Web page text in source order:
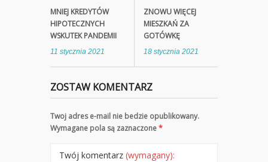
MNIEJ KREDYTÓW
HIPOTECZNYCH
WSKUTEK PANDEMII
11 stycznia 2021
ZNOWU WIĘCEJ
MIESZKAŃ ZA
GOTÓWKĘ
18 stycznia 2021
ZOSTAW KOMENTARZ
Twoj adres e-mail nie bedzie opublikowany.
Wymagane pola są zaznaczone*
Twój komentarz (wymagany):